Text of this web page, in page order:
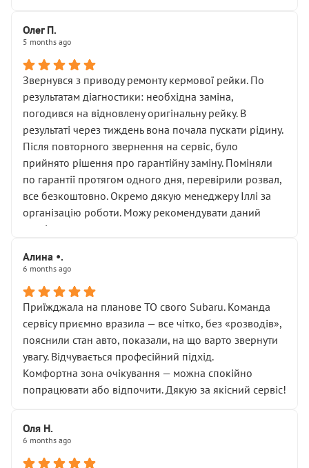
Олег П.
5 months ago
Звернувся з приводу ремонту кермової рейки. По
результатам діагностики: необхідна заміна,
погодився на відновлену оригінальну рейку. В
результаті через тиждень вона почала пускати рідину.
Після повторного звернення на сервіс, було
прийнято рішення про гарантійну заміну. Поміняли
по гарантії протягом одного дня, перевірили розвал,
все безкоштовно. Окремо дякую менеджеру Іллі за
організацію роботи. Можу рекомендувати даний
сервіс.
Алина •.
6 months ago
Приїжджала на планове ТО свого Subaru. Команда
сервісу приємно вразила — все чітко, без «розводів»,
пояснили стан авто, показали, на що варто звернути
увагу. Відчувається професійний підхід.
Комфортна зона очікування — можна спокійно
попрацювати або відпочити. Дякую за якісний сервіс!
Оля Н.
6 months ago